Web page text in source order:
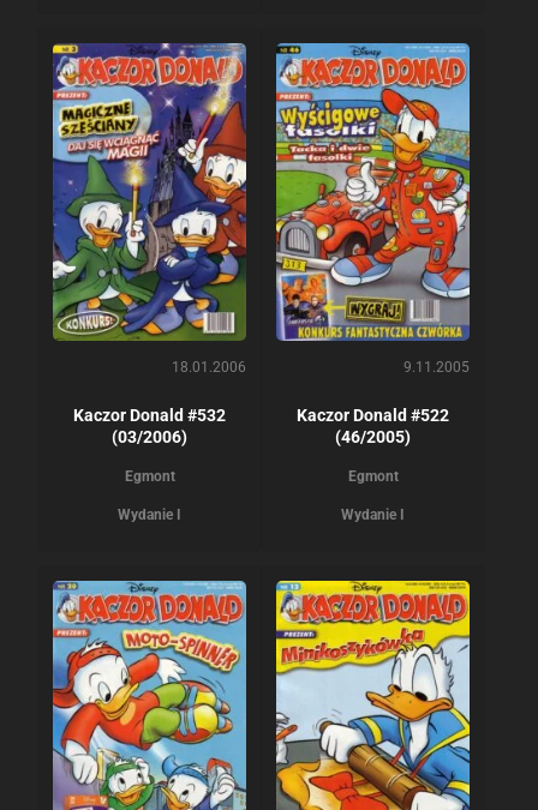
18.01.2006
Kaczor Donald #532
(03/2006)
Egmont
Wydanie I
9.11.2005
Kaczor Donald #522
(46/2005)
Egmont
Wydanie I